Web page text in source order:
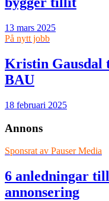
13 mars 2025
På nytt jobb
Kristin Gausdal
BAU
18 februari 2025
Annons
Sponsrat av Pauser Media
6 anledningar
annonsering